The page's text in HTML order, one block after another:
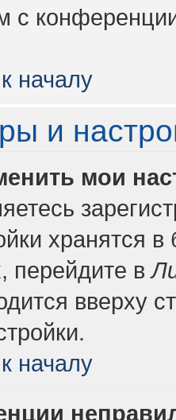
с
началу
и
мои
хранятся
перейдите в
вверху
началу